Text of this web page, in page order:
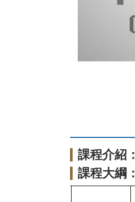
課程介紹：
課程大綱：